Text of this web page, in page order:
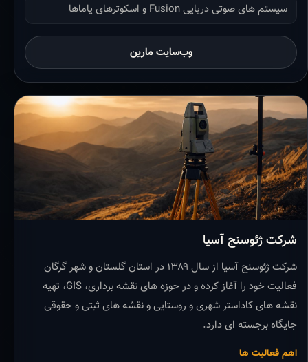
سیستم های صوتی دریایی Fusion و اسکوترهای یاماها
وب‌سایت مارین
شرکت ژئوسنج آسیا
شرکت ژئوسنج آسیا از سال ۱۳۸۹ در استان گلستان و شهر گرگان
فعالیت خود را آغاز کرده و در حوزه های نقشه برداری، GIS، تهیه
نقشه های کاداستر شهری و روستایی و نقشه های ثبتی و حقوقی
جایگاه برجسته ای دارد.
اهم فعالیت ها